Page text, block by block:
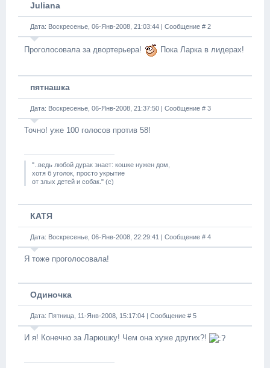
Juliana
Дата: Воскресенье, 06-Янв-2008, 21:03:44 | Сообщение # 2
Проголосовала за двортерьера! Пока Ларка в лидерах!
пятнашка
Дата: Воскресенье, 06-Янв-2008, 21:37:50 | Сообщение # 3
Точно! уже 100 голосов против 58!
"..ведь любой дурак знает: кошке нужен дом,
хотя б уголок, просто укрытие
от злых детей и собак." (с)
КАТЯ
Дата: Воскресенье, 06-Янв-2008, 22:29:41 | Сообщение # 4
Я тоже проголосовала!
Одиночка
Дата: Пятница, 11-Янв-2008, 15:17:04 | Сообщение # 5
И я! Конечно за Ларюшку! Чем она хуже других?!